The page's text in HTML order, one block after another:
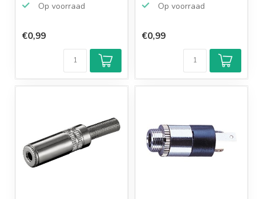
Op voorraad
€0,99
Op voorraad
9,2/10
Achteraf
betalen mogelijk
€0,99